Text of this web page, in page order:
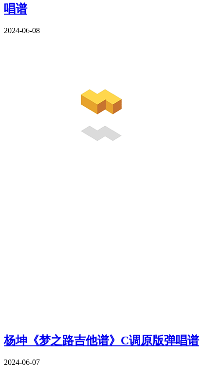
唱谱
2024-06-08
杨坤《梦之路吉他谱》C调原版弹唱谱
2024-06-07